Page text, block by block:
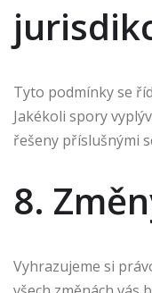
Tyto podmínky se
Jakékoli spory
řešeny příslušnými
8.
Vyhrazujeme si